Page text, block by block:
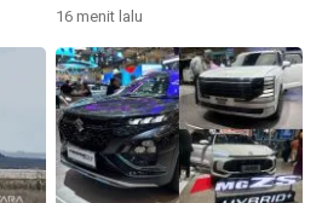
16 menit lalu